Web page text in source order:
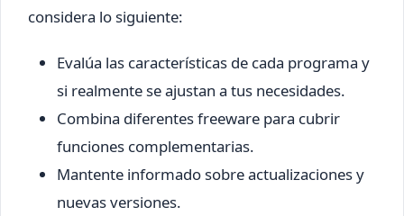
considera lo siguiente:
Evalúa las características de cada programa y
si realmente se ajustan a tus necesidades.
Combina diferentes freeware para cubrir
funciones complementarias.
Mantente informado sobre actualizaciones y
nuevas versiones.